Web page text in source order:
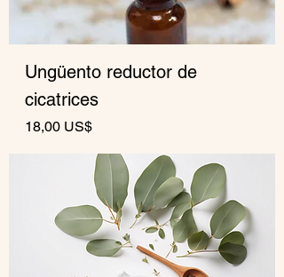
Ungüento reductor de
cicatrices
Precio
18,00 US$